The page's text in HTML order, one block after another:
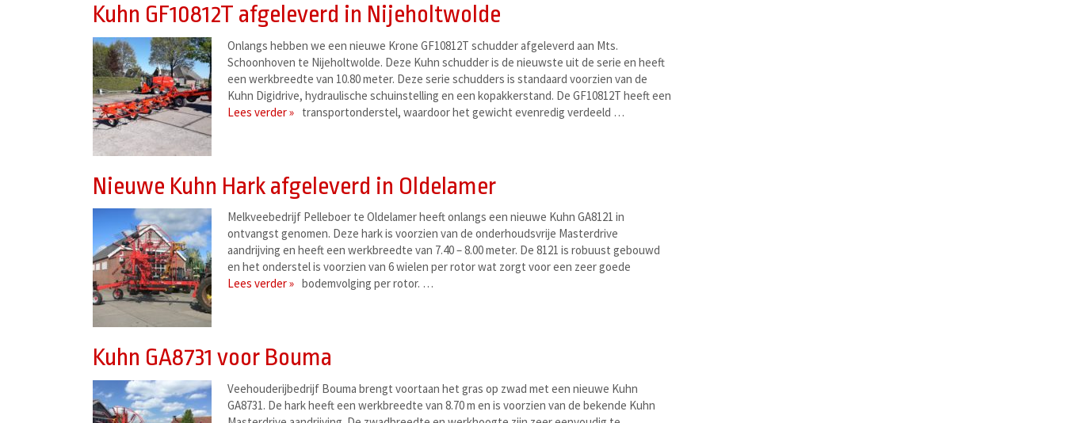
Kuhn GF10812T afgeleverd in Nijeholtwolde
Onlangs hebben we een nieuwe Krone GF10812T schudder afgeleverd aan Mts.
Schoonhoven te Nijeholtwolde. Deze Kuhn schudder is de nieuwste uit de serie en heeft
een werkbreedte van 10.80 meter. Deze serie schudders is standaard voorzien van de
Kuhn Digidrive, hydraulische schuinstelling en een kopakkerstand. De GF10812T heeft een
transportonderstel, waardoor het gewicht evenredig verdeeld …
Lees verder »
Nieuwe Kuhn Hark afgeleverd in Oldelamer
Melkveebedrijf Pelleboer te Oldelamer heeft onlangs een nieuwe Kuhn GA8121 in
ontvangst genomen. Deze hark is voorzien van de onderhoudsvrije Masterdrive
aandrijving en heeft een werkbreedte van 7.40 – 8.00 meter. De 8121 is robuust gebouwd
en het onderstel is voorzien van 6 wielen per rotor wat zorgt voor een zeer goede
bodemvolging per rotor. …
Lees verder »
Kuhn GA8731 voor Bouma
Veehouderijbedrijf Bouma brengt voortaan het gras op zwad met een nieuwe Kuhn
GA8731. De hark heeft een werkbreedte van 8.70 m en is voorzien van de bekende Kuhn